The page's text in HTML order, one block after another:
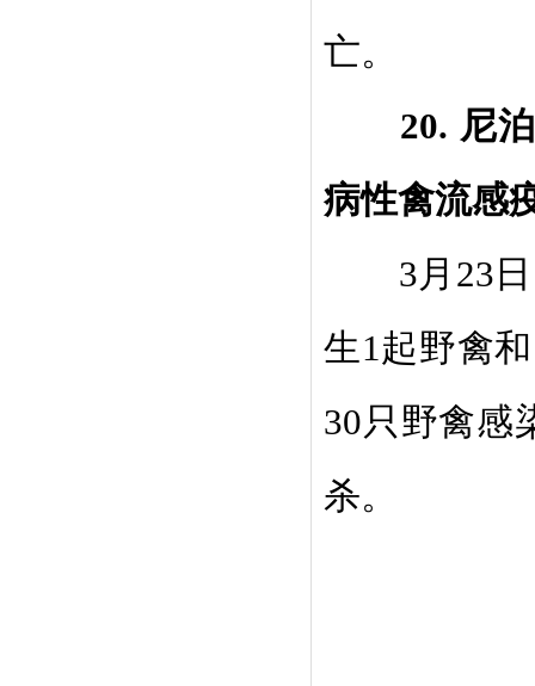
亡。
20. 尼
病性禽流感
3月 23
生1起野禽和
30只野禽感
杀。